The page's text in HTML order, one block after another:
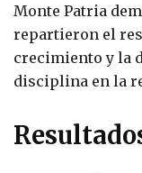
Monte Patria
repartieron el
crecimiento y la
disciplina en la